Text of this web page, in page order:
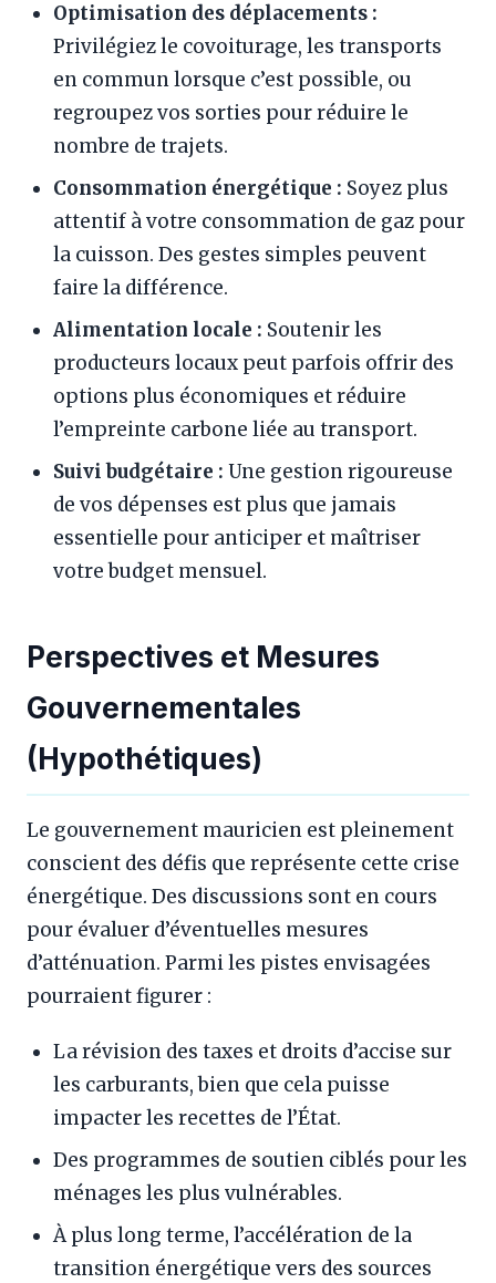
Optimisation des déplacements :
Privilégiez le covoiturage, les transports
en commun lorsque c’est possible, ou
regroupez vos sorties pour réduire le
nombre de trajets.
Consommation énergétique : Soyez plus
attentif à votre consommation de gaz pour
la cuisson. Des gestes simples peuvent
faire la différence.
Alimentation locale : Soutenir les
producteurs locaux peut parfois offrir des
options plus économiques et réduire
l’empreinte carbone liée au transport.
Suivi budgétaire : Une gestion rigoureuse
de vos dépenses est plus que jamais
essentielle pour anticiper et maîtriser
votre budget mensuel.
Perspectives et Mesures
Gouvernementales
(Hypothétiques)
Le gouvernement mauricien est pleinement
conscient des défis que représente cette crise
énergétique. Des discussions sont en cours
pour évaluer d’éventuelles mesures
d’atténuation. Parmi les pistes envisagées
pourraient figurer :
La révision des taxes et droits d’accise sur
les carburants, bien que cela puisse
impacter les recettes de l’État.
Des programmes de soutien ciblés pour les
ménages les plus vulnérables.
À plus long terme, l’accélération de la
transition énergétique vers des sources